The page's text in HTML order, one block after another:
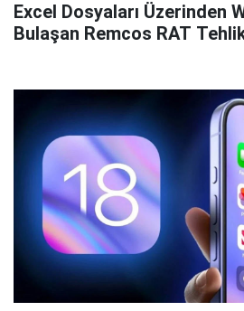
Excel Dosyaları Üzerinden
Bulaşan Remcos RAT